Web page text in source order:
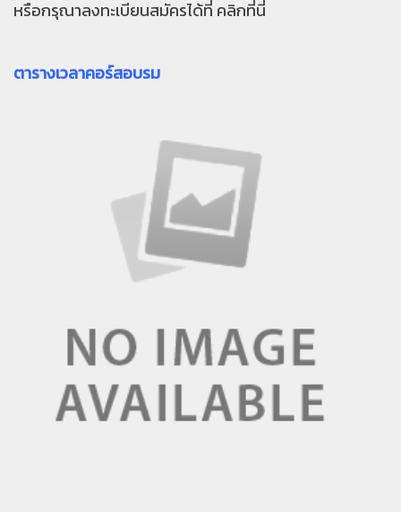
หรือกรุณาลงทะเบียนสมัครได้ที่ คลิกที่นี่
ตารางเวลาคอร์สอบรม